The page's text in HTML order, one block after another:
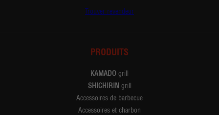
Trouver revendeur
PRODUITS
KAMADO grill
SHICHIRIN grill
Accessoires de barbecue
Accessoires et charbon